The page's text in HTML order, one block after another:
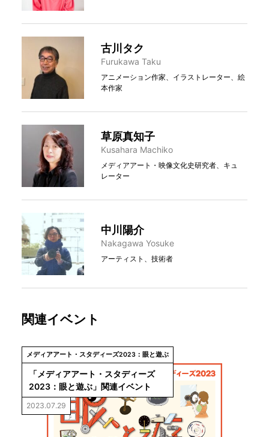
古川タク
Furukawa Taku
アニメーション作家、イラストレーター、絵
本作家
草原真知子
Kusahara Machiko
メディアアート・映像文化史研究者、キュ
レーター
中川陽介
Nakagawa Yosuke
アーティスト、技術者
関連イベント
メディアアート・スタディーズ2023：眼と遊ぶ
「メディアアート・スタディーズ
2023：眼と遊ぶ」関連イベント
2023.07.29